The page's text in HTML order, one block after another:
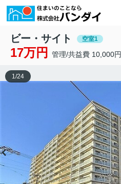
ビー・サイト 空室1
17万円 管理/共益費 10,000円
1/24